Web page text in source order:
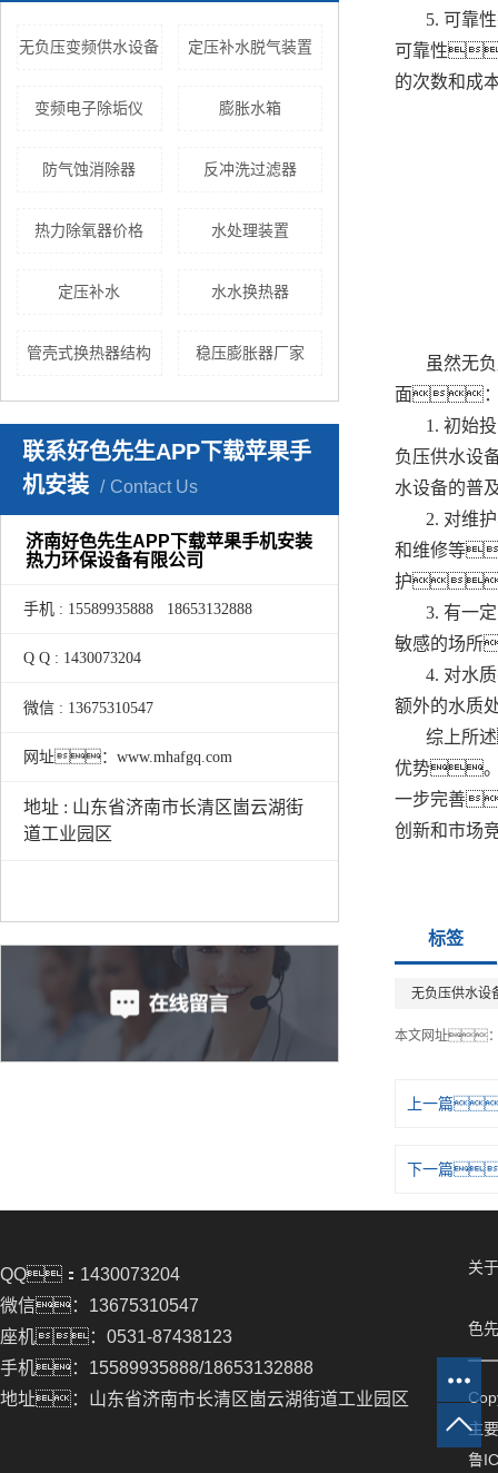
无负压变频供水设备 定压补水脱气装置
变频电子除垢仪 膨胀水箱
防气蚀消除器 反冲洗过滤器
热力除氧器价格 水处理装置
定压补水 水水换热器
管壳式换热器结构 稳压膨胀器厂家
联系好色先生APP下载苹果手
机安装
Contact Us
济南好色先生APP下载苹果手机安装
热力环保设备有限公司
手机 : 15589935888 18653132888
Q Q : 1430073204
微信 : 13675310547
网址：www.mhafgq.com
地址 : 山东省济南市长清区崮云湖街
道工业园区
5. 可靠
可靠性
的次数和
虽然无
面
1. 初始
负压供水设
水设备的普
2. 对维
和维修等
护。
3. 有一
敏感的场
4. 对水
额外的水
综上所
优势。
一步完善
创新和市场
标签
无负压供水设
本文网址
上一篇
下一篇
QQ：1430073204
微信：13675310547
座机：0531-87438123
手机：15589935888/18653132888
地址：山东省济南市长清区崮云湖街道工业园区
关
色
主
鲁